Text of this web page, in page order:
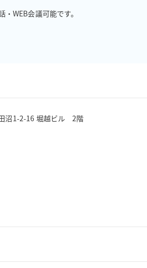
WEB会議可能です。
沼1-2-16 堀越ビル 2階